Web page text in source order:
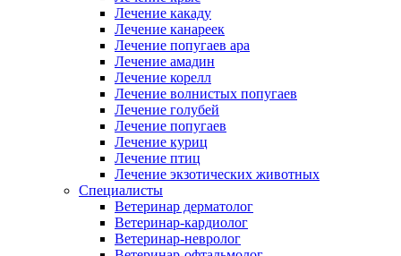
Лечение какаду
Лечение канареек
Лечение попугаев ара
Лечение амадин
Лечение корелл
Лечение волнистых попугаев
Лечение голубей
Лечение попугаев
Лечение куриц
Лечение птиц
Лечение экзотических животных
Специалисты
Ветеринар дерматолог
Ветеринар-кардиолог
Ветеринар-невролог